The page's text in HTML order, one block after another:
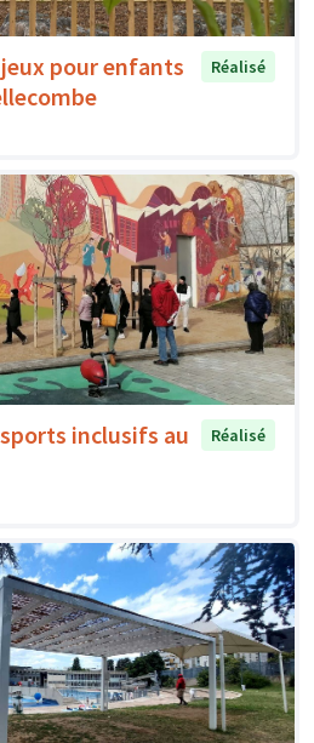
pour enfants
Réalisé
inclusifs au
Réalisé